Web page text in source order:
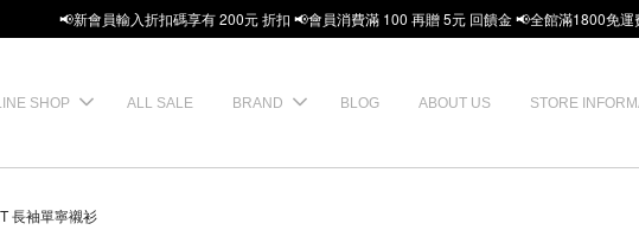
📢新會員輸入折扣碼享有 200元 折扣 📢會員消費滿 100 再贈 5元 回饋金 📢全館滿1800免運
SHOP ALL SALE BRAND BLOG ABOUT US STORE
長袖單寧襯衫